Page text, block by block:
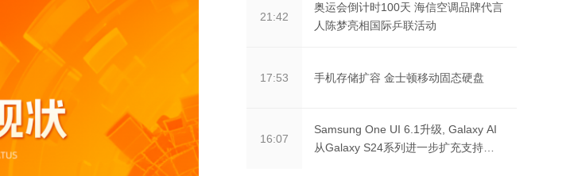
21:42
奥运会倒计时100天 海信空调品牌代言
人陈梦亮相国际乒联活动
17:53 手机存储扩容 金士顿移动固态硬盘
16:07
Samsung One UI 6.1升级, Galaxy AI
从Galaxy S24系列进一步扩充支持到